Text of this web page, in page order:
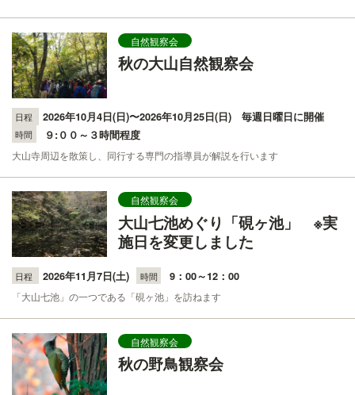
自然観察会
秋の大山自然観察会
日程 2026年10月4日(日)〜2026年10月25日(日)毎週日曜日に開催
時間 ９:００～３時間程度
大山寺周辺を散策し、同行する専門の指導員が解説を行います
自然観察会
大山七池めぐり「硯ヶ池」 ※実
施日を変更しました
日程 2026年11月7日(土) 時間 9：00～12：00
「大山七池」の一つである「硯ヶ池」を訪ねます
自然観察会
秋の野鳥観察会